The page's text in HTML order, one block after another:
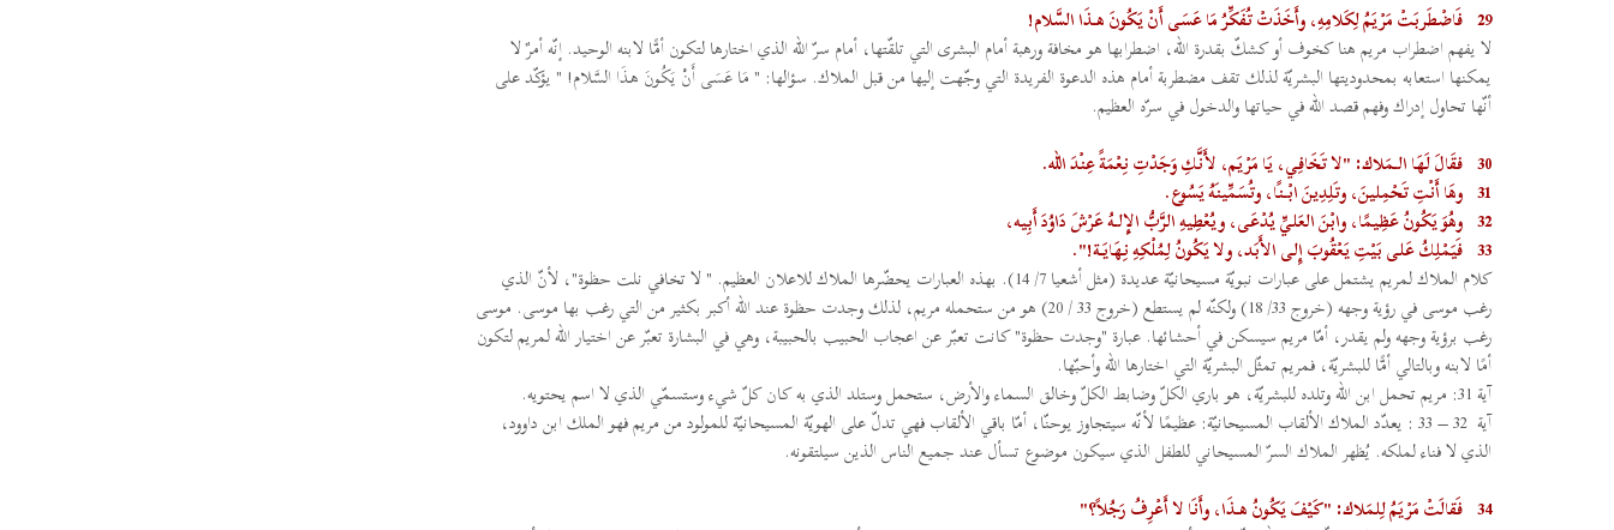
29 فَاضْطَربَتْ مَرْيَمُ لِكَلامِهِ، وأَخَذَتْ تُفَكِّرُ مَا عَسَى أَنْ يَكُونَ هـذَا السَّلام!
لا يفهم اضطراب مريم هنا كخوف أو كشكّ بقدرة الله، اضطرابها هو مخافة ورهبة أمام البشرى التي تلقّتها، أمام سرّ الله الذي اختارها لتكون أمًّا لابنه الوحيد. إنّه أمرٌ لا
يمكنها استعابه بمحدوديتها البشريّة لذلك تقف مضطربة أمام هذه الدعوة الفريدة التي وجّهت إليها من قبل الملاك. سؤالها: " مَا عَسَى أَنْ يَكُونَ هـذَا السَّلام! " يؤكّد على
أنّها تحاول إدراك وفهم قصد الله في حياتها والدخول في سرّه العظيم.
30 فقَالَ لَهَا الـمَلاك: "لا تَخَافِي، يَا مَرْيَم، لأَنَّكِ وَجَدْتِ نِعْمَةً عِنْدَ الله.
31 وهَا أَنْتِ تَحْمِلينَ، وتَلِدِينَ ابْنًا، وتُسَمِّينَهُ يَسُوع.
32 وهُوَ يَكُونُ عَظِيمًا، وابْنَ العَليِّ يُدْعَى، ويُعْطِيهِ الرَّبُّ الإِلـهُ عَرْشَ دَاوُدَ أَبِيه،
33 فَيَمْلِكُ عَلى بَيْتِ يَعْقُوبَ إِلى الأَبَد، ولا يَكُونُ لِمُلْكِهِ نِهَايَة!".
كلام الملاك لمريم يشتمل على عبارات نبويّة مسيحانيّة عديدة (مثل أشعيا 7/ 14). بهذه العبارات يحضّرها الملاك للاعلان العظيم. " لا تخافي نلت حظوة"، لأنّ الذي
رغب موسى في رؤية وجهه (خروج 33/ 18) ولكنّه لم يستطع (خروج 33 / 20) هو من ستحمله مريم، لذلك وجدت حظوة عند الله أكبر بكثير من التي رغب بها موسى. موسى
رغب برؤية وجهه ولم يقدر، أمّا مريم سيسكن في أحشائها. عبارة "وجدت حظوة" كانت تعبّر عن اعجاب الحبيب بالحبيبة، وهي في البشارة تعبّر عن اختيار الله لمريم لتكون
أمًا لابنه وبالتالي أمًّا للبشريّة، فمريم تمثّل البشريّة التي اختارها الله وأحبّها.
آية 31: مريم تحمل ابن الله وتلده للبشريّة، هو باري الكلّ وضابط الكلّ وخالق السماء والأرض، ستحمل وستلد الذي به كان كلّ شيء وستسمّي الذي لا اسم يحتويه.
آية 32 – 33 : يعدّد الملاك الألقاب المسيحانيّة: عظيمًا لأنّه سيتجاوز يوحنّا، أمّا باقي الألقاب فهي تدلّ على الهويّة المسيحانيّة للمولود من مريم فهو الملك ابن داوود،
الذي لا فناء لملكه. يُظهر الملاك السرّ المسيحاني للطفل الذي سيكون موضوع تسأل عند جميع الناس الذين سيلتقونه.
34 فَقالَتْ مَرْيَمُ لِلمَلاك: "كَيْفَ يَكُونُ هـذَا، وأَنَا لا أَعْرِفُ رَجُلاً؟"